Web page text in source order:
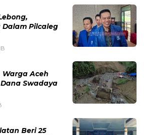
Pilcaleg
Warga Aceh
Swadaya
Beri 25